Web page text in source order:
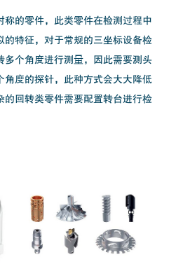
称的零件，此类零件在检测过程中
的特征，对于常规的三坐标设备检
多个角度进行测量，因此需要测头
角度的探针，此种方式会大大降低
的回转类零件需要配置转台进行检